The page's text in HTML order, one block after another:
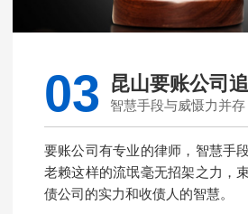
03 昆山要账公司
智慧手段与威慑力并
要账公司有专业的律师，智慧手
老赖这样的流氓毫无招架之力，
债公司的实力和收债人的智慧。